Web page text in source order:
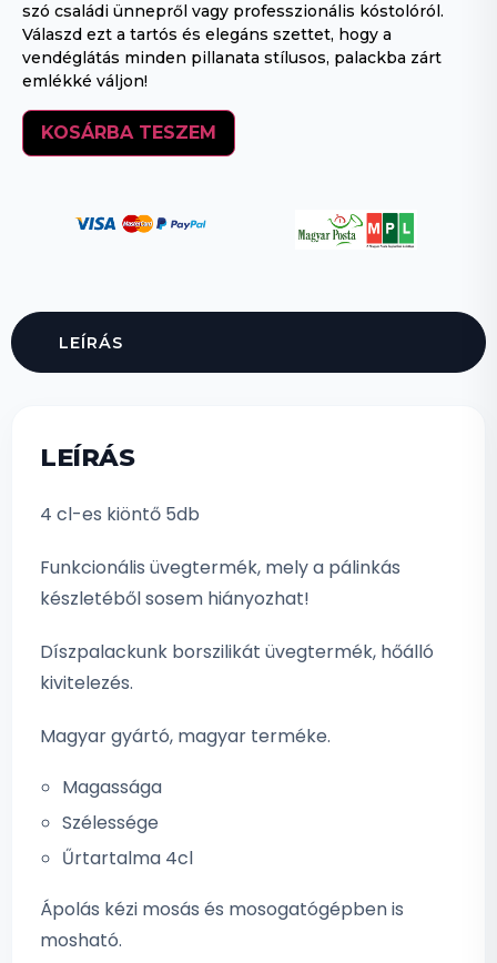
szó családi ünnepről vagy professzionális kóstolóról.
Válaszd ezt a tartós és elegáns szettet, hogy a
vendéglátás minden pillanata stílusos, palackba zárt
emlékké váljon!
KOSÁRBA TESZEM
LEÍRÁS
LEÍRÁS
4 cl-es kiöntő 5db
Funkcionális üvegtermék, mely a pálinkás
készletéből sosem hiányozhat!
Díszpalackunk borszilikát üvegtermék, hőálló
kivitelezés.
Magyar gyártó, magyar terméke.
Magassága
Szélessége
Űrtartalma 4cl
Ápolás kézi mosás és mosogatógépben is
mosható.